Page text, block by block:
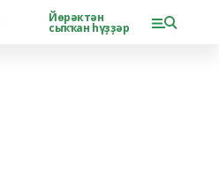
Йөрәктән
сыҡҡан һүҙҙәр